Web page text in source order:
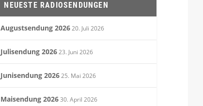
NEUESTE RADIOSENDUNGEN
Augustsendung 2026 20. Juli 2026
Julisendung 2026 23. Juni 2026
Junisendung 2026 25. Mai 2026
Maisendung 2026 30. April 2026